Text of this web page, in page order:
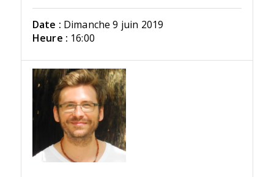
Date : Dimanche 9 juin 2019
Heure : 16:00